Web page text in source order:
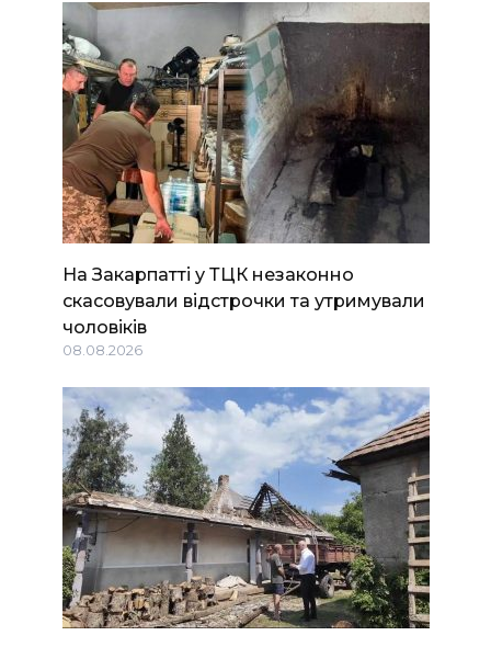
На Закарпатті у ТЦК незаконно
скасовували відстрочки та утримували
чоловіків
08.08.2026